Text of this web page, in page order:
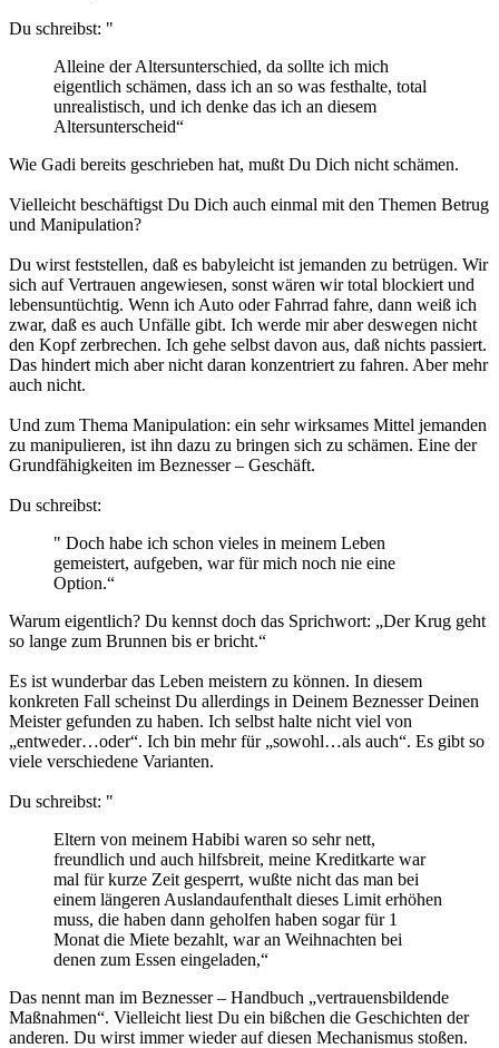
Du schreibst: "
Alleine der Altersunterschied, da sollte ich mich
eigentlich schämen, dass ich an so was festhalte, total
unrealistisch, und ich denke das ich an diesem
Altersunterscheid“
Wie Gadi bereits geschrieben hat, mußt Du Dich nicht schämen.
Vielleicht beschäftigst Du Dich auch einmal mit den Themen Betrug
und Manipulation?
Du wirst feststellen, daß es babyleicht ist jemanden zu betrügen. Wir
sich auf Vertrauen angewiesen, sonst wären wir total blockiert und
lebensuntüchtig. Wenn ich Auto oder Fahrrad fahre, dann weiß ich
zwar, daß es auch Unfälle gibt. Ich werde mir aber deswegen nicht
den Kopf zerbrechen. Ich gehe selbst davon aus, daß nichts passiert.
Das hindert mich aber nicht daran konzentriert zu fahren. Aber mehr
auch nicht.
Und zum Thema Manipulation: ein sehr wirksames Mittel jemanden
zu manipulieren, ist ihn dazu zu bringen sich zu schämen. Eine der
Grundfähigkeiten im Beznesser – Geschäft.
Du schreibst:
" Doch habe ich schon vieles in meinem Leben
gemeistert, aufgeben, war für mich noch nie eine
Option.“
Warum eigentlich? Du kennst doch das Sprichwort: „Der Krug geht
so lange zum Brunnen bis er bricht.“
Es ist wunderbar das Leben meistern zu können. In diesem
konkreten Fall scheinst Du allerdings in Deinem Beznesser Deinen
Meister gefunden zu haben. Ich selbst halte nicht viel von
„entweder…oder“. Ich bin mehr für „sowohl…als auch“. Es gibt so
viele verschiedene Varianten.
Du schreibst: "
Eltern von meinem Habibi waren so sehr nett,
freundlich und auch hilfsbreit, meine Kreditkarte war
mal für kurze Zeit gesperrt, wußte nicht das man bei
einem längeren Auslandaufenthalt dieses Limit erhöhen
muss, die haben dann geholfen haben sogar für 1
Monat die Miete bezahlt, war an Weihnachten bei
denen zum Essen eingeladen,“
Das nennt man im Beznesser – Handbuch „vertrauensbildende
Maßnahmen“. Vielleicht liest Du ein bißchen die Geschichten der
anderen. Du wirst immer wieder auf diesen Mechanismus stoßen.